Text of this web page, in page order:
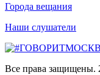
Города вещания
Наши слушатели
Все права защищены.